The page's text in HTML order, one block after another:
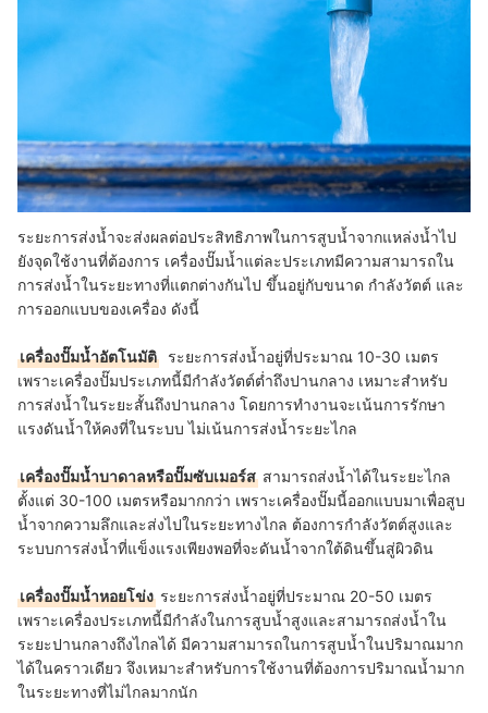
ระยะการส่งน้ำจะส่งผลต่อประสิทธิภาพในการสูบน้ำจากแหล่งน้ำไป
ยังจุดใช้งานที่ต้องการ เครื่องปั๊มน้ำแต่ละประเภทมีความสามารถใน
การส่งน้ำในระยะทางที่แตกต่างกันไป ขึ้นอยู่กับขนาด กำลังวัตต์ และ
การออกแบบของเครื่อง ดังนี้
เครื่องปั๊มน้ำอัตโนมัติ
ระยะการส่งน้ำอยู่ที่ประมาณ 10-30 เมตร
เพราะเครื่องปั๊มประเภทนี้มีกำลังวัตต์ต่ำถึงปานกลาง เหมาะสำหรับ
การส่งน้ำในระยะสั้นถึงปานกลาง โดยการทำงานจะเน้นการรักษา
แรงดันน้ำให้คงที่ในระบบ ไม่เน้นการส่งน้ำระยะไกล
เครื่องปั๊มน้ำบาดาลหรือปั๊มซับเมอร์ส สามารถส่งน้ำได้ในระยะไกล
ตั้งแต่ 30-100 เมตรหรือมากกว่า เพราะเครื่องปั๊มนี้ออกแบบมาเพื่อสูบ
น้ำจากความลึกและส่งไปในระยะทางไกล ต้องการกำลังวัตต์สูงและ
ระบบการส่งน้ำที่แข็งแรงเพียงพอที่จะดันน้ำจากใต้ดินขึ้นสู่ผิวดิน
เครื่องปั๊มน้ำหอยโข่ง ระยะการส่งน้ำอยู่ที่ประมาณ 20-50 เมตร
เพราะเครื่องประเภทนี้มีกำลังในการสูบน้ำสูงและสามารถส่งน้ำใน
ระยะปานกลางถึงไกลได้ มีความสามารถในการสูบน้ำในปริมาณมาก
ได้ในคราวเดียว จึงเหมาะสำหรับการใช้งานที่ต้องการปริมาณน้ำมาก
ในระยะทางที่ไม่ไกลมากนัก